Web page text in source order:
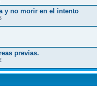
y no morir en el intento
previas.